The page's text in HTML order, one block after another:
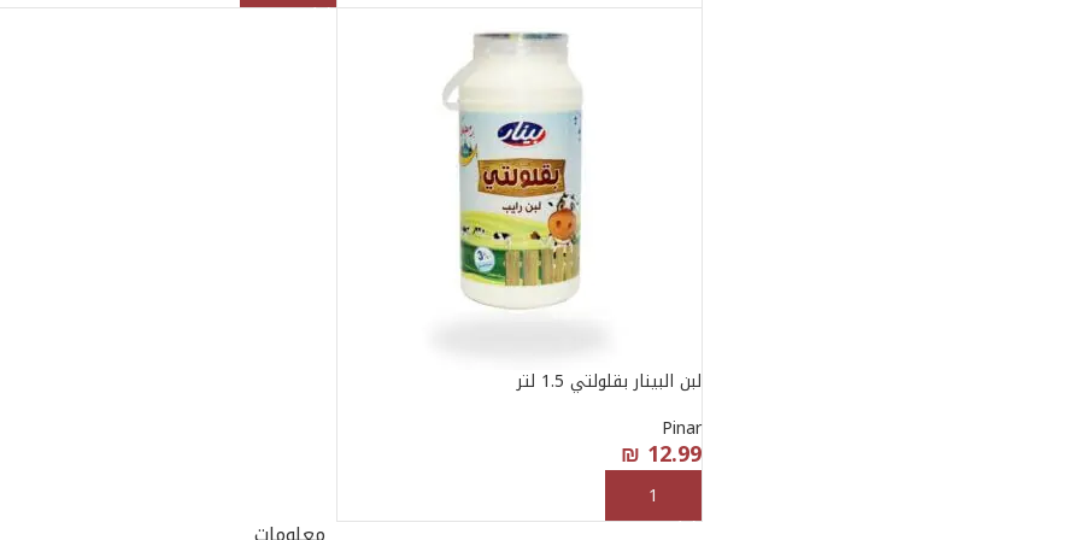
لبن البينار بقلولتي 1.5 لتر
Pinar
₪ 12.99
إضافة إلى السلة